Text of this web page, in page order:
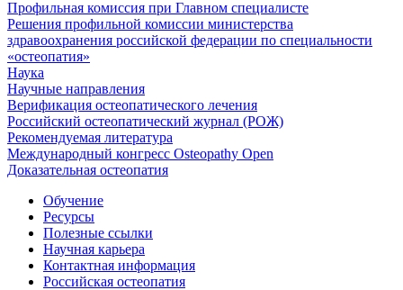
Профильная комиссия при Главном специалисте
Решения профильной комиссии министерства
здравоохранения российской федерации по специальности
«остеопатия»
Наука
Научные направления
Верификация остеопатического лечения
Российский остеопатический журнал (РОЖ)
Рекомендуемая литература
Международный конгресс Osteopathy Open
Доказательная остеопатия
Обучение
Ресурсы
Полезные ссылки
Научная карьера
Контактная информация
Российская остеопатия